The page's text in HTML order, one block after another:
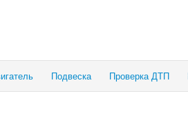
Подвеска Проверка ДТП